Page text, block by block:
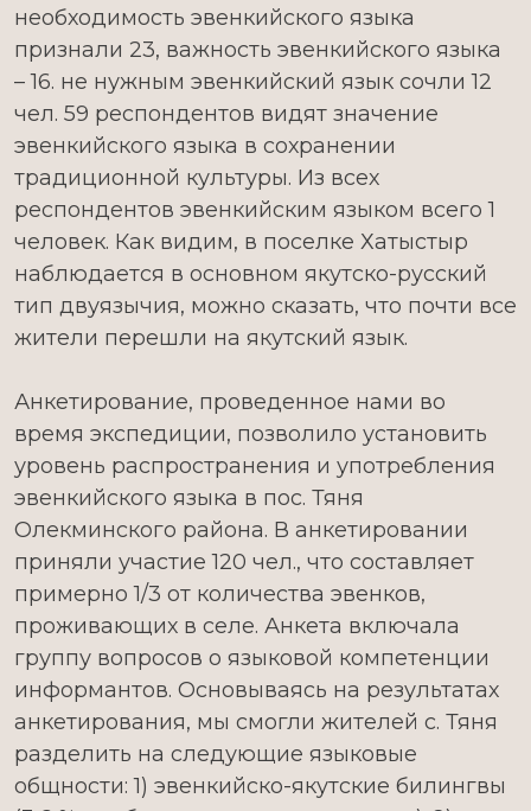
необходимость эвенкийского языка
признали 23, важность эвенкийского языка
– 16. не нужным эвенкийский язык сочли 12
чел. 59 респондентов видят значение
эвенкийского языка в сохранении
традиционной культуры. Из всех
респондентов эвенкийским языком всего 1
человек. Как видим, в поселке Хатыстыр
наблюдается в основном якутско-русский
тип двуязычия, можно сказать, что почти все
жители перешли на якутский язык.
Анкетирование, проведенное нами во
время экспедиции, позволило установить
уровень распространения и употребления
эвенкийского языка в пос. Тяня
Олекминского района. В анкетировании
приняли участие 120 чел., что составляет
примерно 1/3 от количества эвенков,
проживающих в селе. Анкета включала
группу вопросов о языковой компетенции
информантов. Основываясь на результатах
анкетирования, мы смогли жителей с. Тяня
разделить на следующие языковые
общности: 1) эвенкийско-якутские билингвы